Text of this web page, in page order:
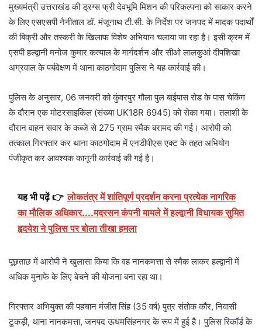
मुख्यमंत्री उत्तराखंड की ड्रग्स फ्री देवभूमि मिशन की परिकल्पना को साकार करने
के लिए एसएसपी नैनीताल डॉ. मंजूनाथ टी.सी. के निर्देश पर जनपद में मादक पदार्थों
की बिक्री और तस्करी के खिलाफ विशेष अभियान चलाया जा रहा है। इसी क्रम में
एसपी हल्द्वानी मनोज कुमार कत्याल के मार्गदर्शन और सीओ लालकुआं दीपशिखा
अग्रवाल के पर्यवेक्षण में थाना काठगोदाम पुलिस ने यह कार्रवाई की।
पुलिस के अनुसार, 06 जनवरी को कुंवरपुर गौला पुल बाईपास रोड के पास चेकिंग
के दौरान एक मोटरसाइकिल (संख्या UK18R 6945) को रोका गया। तलाशी के
दौरान वाहन सवार के कब्जे से 275 ग्राम स्मैक बरामद की गई। आरोपी को
तत्काल गिरफ्तार कर थाना काठगोदाम में एनडीपीएस एक्ट के तहत अभियोग
पंजीकृत कर आवश्यक कानूनी कार्रवाई की गई है।
यह भी पढ़ें 👉 लोकतंत्र में शांतिपूर्ण प्रदर्शन करना प्रत्येक नागरिक
का मौलिक अधिकार....मदरसन कंपनी मामले में हल्द्वानी विधायक सुमित
हृदयेश ने पुलिस पर बोला तीखा हमला
पूछताछ में आरोपी ने खुलासा किया कि वह नानकमत्ता से स्मैक लाकर हल्द्वानी में
अधिक मुनाफे के लिए बेचने की योजना बना रहा था।
गिरफ्तार अभियुक्त की पहचान मंजीत सिंह (35 वर्ष) पुत्र संतोक कौर, निवासी
टुकड़ी, थाना नानकमत्ता, जनपद ऊधमसिंहनगर के रूप में हुई है। पुलिस रिकॉर्ड के